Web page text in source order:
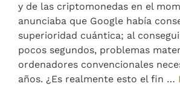
y de las criptomonedas en el
anunciaba que Google había
superioridad cuántica; al
pocos segundos, problemas
ordenadores convencionales
años. ¿Es realmente esto el fin …